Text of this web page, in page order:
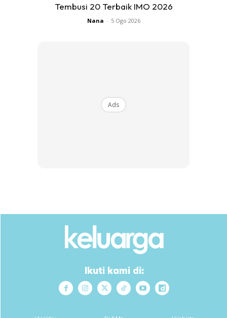
Nak tahu, KELUARGA ada hadiah wang tunai
beri kepada anak-anak anda! Caranya mudah sahaja, anda
perlu kongsikan perasaan rasa bangga menjadi anak
Tembusi 20 Terbaik IMO 2026
Nana - 5 Ogo 2026
Ads
Ikuti kami di: